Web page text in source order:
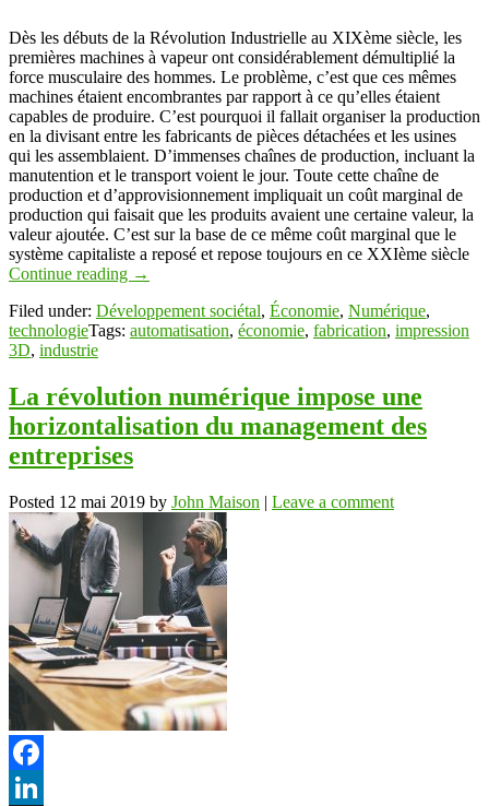
Dès les débuts de la Révolution Industrielle au XIXème siècle, les
premières machines à vapeur ont considérablement démultiplié la
force musculaire des hommes. Le problème, c’est que ces mêmes
machines étaient encombrantes par rapport à ce qu’elles étaient
capables de produire. C’est pourquoi il fallait organiser la production
en la divisant entre les fabricants de pièces détachées et les usines
qui les assemblaient. D’immenses chaînes de production, incluant la
manutention et le transport voient le jour. Toute cette chaîne de
production et d’approvisionnement impliquait un coût marginal de
production qui faisait que les produits avaient une certaine valeur, la
valeur ajoutée. C’est sur la base de ce même coût marginal que le
système capitaliste a reposé et repose toujours en ce XXIème siècle
Continue reading →
Filed under: Développement sociétal, Économie, Numérique,
technologieTags: automatisation, économie, fabrication, impression
3D, industrie
La révolution numérique impose une
horizontalisation du management des
entreprises
Posted 12 mai 2019 by John Maison | Leave a comment
Facebook